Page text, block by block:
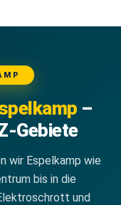
–
Gebiete
wir Espelkamp wie
bis in die
und